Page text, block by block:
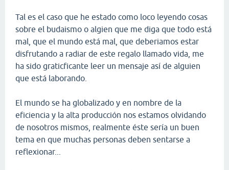
Tal es el caso que he estado como loco leyendo cosas
sobre el budaismo o algien que me diga que todo está
mal, que el mundo está mal, que deberiamos estar
disfrutando a radiar de este regalo llamado vida, me
ha sido graticficante leer un mensaje así de alguien
que está laborando.
El mundo se ha globalizado y en nombre de la
eficiencia y la alta producción nos estamos olvidando
de nosotros mismos, realmente éste sería un buen
tema en que muchas personas deben sentarse a
reflexionar...